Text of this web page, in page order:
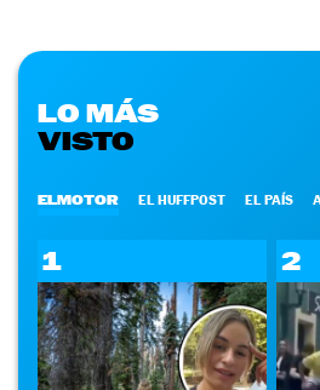
LO MÁS
VISTO
ELMOTOR EL HUFFPOST EL PAÍS
1 2